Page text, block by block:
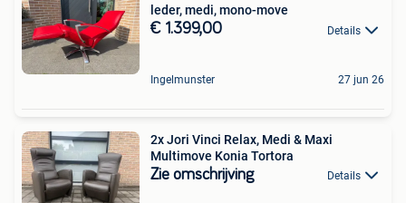
leder, medi, mono-move
€ 1.399,00 Details
Ingelmunster 27 jun 26
2x Jori Vinci Relax, Medi & Maxi
Multimove Konia Tortora
Zie omschrijving Details